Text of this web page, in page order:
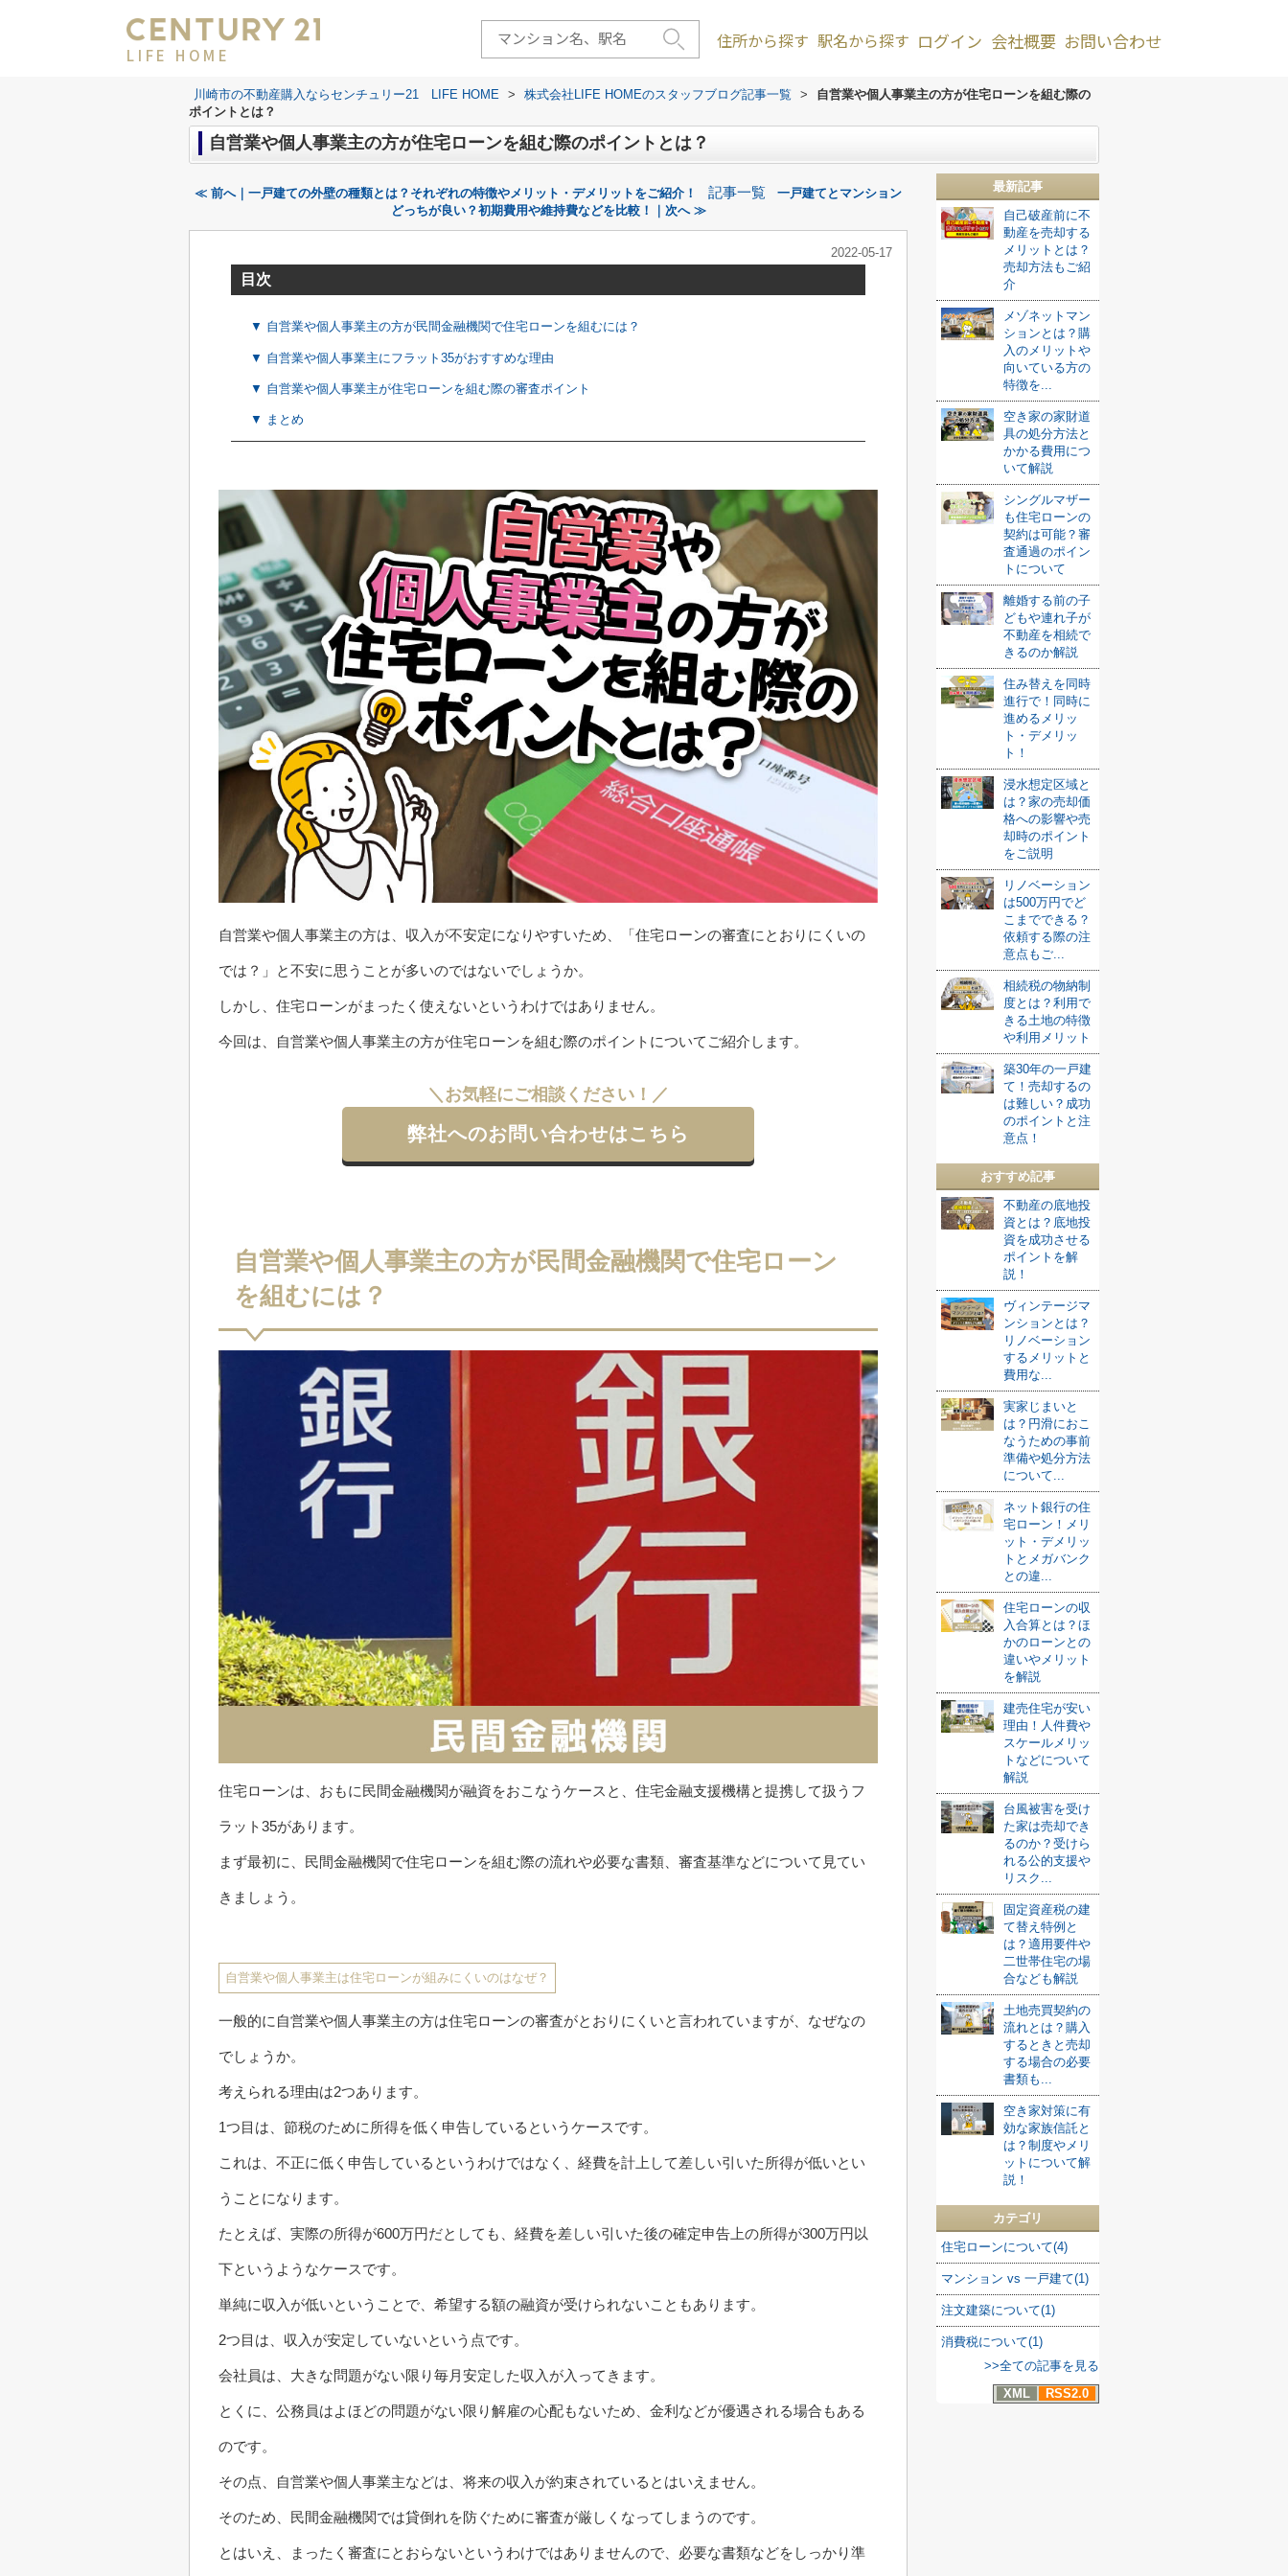
LIFE HOME
住所から探す 駅名から探す ログイン 会社概要 お問い合わせ
川崎市の不動産購入ならセンチュリー21 LIFE HOME > 株式会社LIFE HOMEのスタッフブログ記事一覧 >
自営業や個人事業主の方が住宅ローンを組む際の
ポイントとは？
自営業や個人事業主の方が住宅ローンを組む際のポイントとは？
≪ 前へ｜一戸建ての外壁の種類とは？それぞれの特徴やメリット・デメリットをご紹介！ 記事一覧
一戸建てとマンション
どっちが良い？初期費用や維持費などを比較！｜次へ ≫
2022-05-17
目次
▼ 自営業や個人事業主の方が民間金融機関で住宅ローンを組むには？
▼ 自営業や個人事業主にフラット35がおすすめな理由
▼ 自営業や個人事業主が住宅ローンを組む際の審査ポイント
▼ まとめ
自営業や個人事業主の方は、収入が不安定になりやすいため、「住宅ローンの審査にとおりにくいの
では？」と不安に思うことが多いのではないでしょうか。
しかし、住宅ローンがまったく使えないというわけではありません。
今回は、自営業や個人事業主の方が住宅ローンを組む際のポイントについてご紹介します。
＼お気軽にご相談ください！／
弊社へのお問い合わせはこちら
自営業や個人事業主の方が民間金融機関で住宅ローン
を組むには？
住宅ローンは、おもに民間金融機関が融資をおこなうケースと、住宅金融支援機構と提携して扱うフ
ラット35があります。
まず最初に、民間金融機関で住宅ローンを組む際の流れや必要な書類、審査基準などについて見てい
きましょう。
自営業や個人事業主は住宅ローンが組みにくいのはなぜ？
一般的に自営業や個人事業主の方は住宅ローンの審査がとおりにくいと言われていますが、なぜなの
でしょうか。
考えられる理由は2つあります。
1つ目は、節税のために所得を低く申告しているというケースです。
これは、不正に低く申告しているというわけではなく、経費を計上して差しい引いた所得が低いとい
うことになります。
たとえば、実際の所得が600万円だとしても、経費を差しい引いた後の確定申告上の所得が300万円以
下というようなケースです。
単純に収入が低いということで、希望する額の融資が受けられないこともあります。
2つ目は、収入が安定していないという点です。
会社員は、大きな問題がない限り毎月安定した収入が入ってきます。
とくに、公務員はよほどの問題がない限り解雇の心配もないため、金利などが優遇される場合もある
のです。
その点、自営業や個人事業主などは、将来の収入が約束されているとはいえません。
そのため、民間金融機関では貸倒れを防ぐために審査が厳しくなってしまうのです。
とはいえ、まったく審査にとおらないというわけではありませんので、必要な書類などをしっかり準
最新記事
自己破産前に不
動産を売却する
メリットとは？
売却方法もご紹
介
メゾネットマン
ションとは？購
入のメリットや
向いている方の
特徴を...
空き家の家財道
具の処分方法と
かかる費用につ
いて解説
シングルマザー
も住宅ローンの
契約は可能？審
査通過のポイン
トについて
離婚する前の子
どもや連れ子が
不動産を相続で
きるのか解説
住み替えを同時
進行で！同時に
進めるメリッ
ト・デメリッ
ト！
浸水想定区域と
は？家の売却価
格への影響や売
却時のポイント
をご説明
リノベーション
は500万円でど
こまでできる？
依頼する際の注
意点もご...
相続税の物納制
度とは？利用で
きる土地の特徴
や利用メリット
築30年の一戸建
て！売却するの
は難しい？成功
のポイントと注
意点！
おすすめ記事
不動産の底地投
資とは？底地投
資を成功させる
ポイントを解
説！
ヴィンテージマ
ンションとは？
リノベーション
するメリットと
費用な...
実家じまいと
は？円滑におこ
なうための事前
準備や処分方法
について...
ネット銀行の住
宅ローン！メリ
ット・デメリッ
トとメガバンク
との違...
住宅ローンの収
入合算とは？ほ
かのローンとの
違いやメリット
を解説
建売住宅が安い
理由！人件費や
スケールメリッ
トなどについて
解説
台風被害を受け
た家は売却でき
るのか？受けら
れる公的支援や
リスク...
固定資産税の建
て替え特例と
は？適用要件や
二世帯住宅の場
合なども解説
土地売買契約の
流れとは？購入
するときと売却
する場合の必要
書類も...
空き家対策に有
効な家族信託と
は？制度やメリ
ットについて解
説！
カテゴリ
住宅ローンについて(4)
マンション vs 一戸建て(1)
注文建築について(1)
消費税について(1)
>>全ての記事を見る
XML
RSS2.0